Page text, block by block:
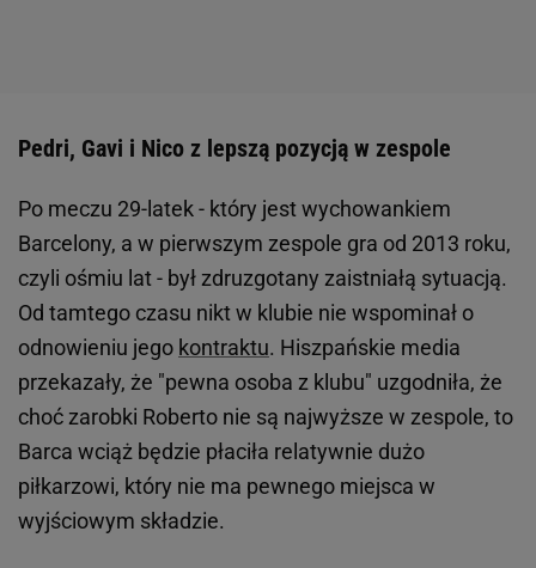
Pedri, Gavi i Nico z lepszą pozycją w zespole
Po meczu 29-latek - który jest wychowankiem
Barcelony, a w pierwszym zespole gra od 2013 roku,
czyli ośmiu lat - był zdruzgotany zaistniałą sytuacją.
Od tamtego czasu nikt w klubie nie wspominał o
odnowieniu jego kontraktu. Hiszpańskie media
przekazały, że "pewna osoba z klubu" uzgodniła, że
choć zarobki Roberto nie są najwyższe w zespole, to
Barca wciąż będzie płaciła relatywnie dużo
piłkarzowi, który nie ma pewnego miejsca w
wyjściowym składzie.